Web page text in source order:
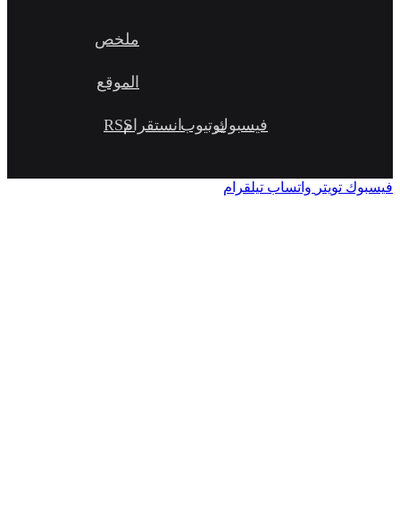
يوتيوبانستقرامRSS
تويتر واتساب تيلقرام